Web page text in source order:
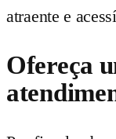
atraente e
Ofereça